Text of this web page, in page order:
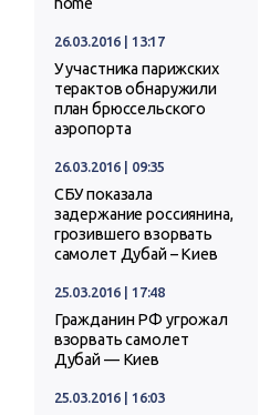
26.03.2016 | 13:17
У участника парижских
терактов обнаружили
план брюссельского
аэропорта
26.03.2016 | 09:35
СБУ показала
задержание россиянина,
грозившего взорвать
самолет Дубай – Киев
25.03.2016 | 17:48
Гражданин РФ угрожал
взорвать самолет
Дубай — Киев
25.03.2016 | 16:03